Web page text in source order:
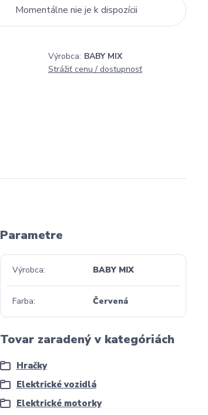
Momentálne nie je k dispozícii
Výrobca: BABY MIX
Strážiť cenu / dostupnosť
Parametre
Výrobca BABY MIX
Farba Červená
Tovar zaradený v kategóriách
Hračky
Elektrické vozidlá
Elektrické motorky